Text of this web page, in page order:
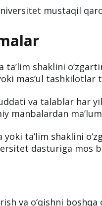
mustaqil
ta’lim shaklini
mas’ul tashkilotlar
va talablar har
manbalardan
yoki ta’lim shaklini
dasturiga mos
va o‘qishni